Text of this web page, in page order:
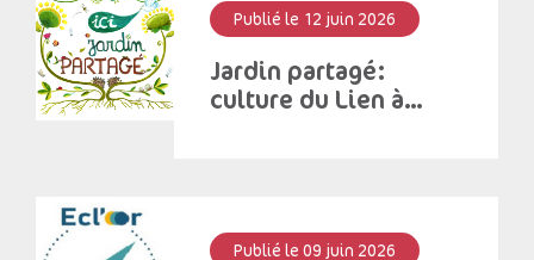
Publié le 12 juin 2026
Jardin partagé:
culture du Lien à
Publié le 09 juin 2026